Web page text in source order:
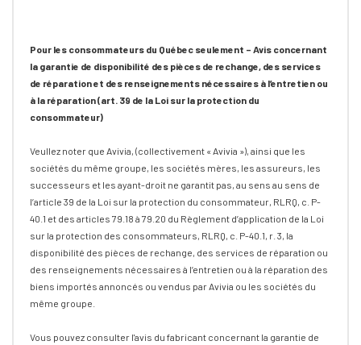
Pour les consommateurs du Québec seulement – Avis concernant
la garantie de disponibilité des pièces de rechange, des services
de réparation et des renseignements nécessaires à l’entretien ou
à la réparation (art. 39 de la Loi sur la protection du
consommateur)
Veullez noter que Avivia, (collectivement « Avivia »), ainsi que les
sociétés du même groupe, les sociétés mères, les assureurs, les
successeurs et les ayant-droit ne garantit pas, au sens au sens de
l’article 39 de la Loi sur la protection du consommateur, RLRQ, c. P-
40.1 et des articles 79.18 à 79.20 du Règlement d’application de la Loi
sur la protection des consommateurs, RLRQ, c. P-40.1, r. 3, la
disponibilité des pièces de rechange, des services de réparation ou
des renseignements nécessaires à l’entretien ou à la réparation des
biens importés annoncés ou vendus par Avivia ou les sociétés du
même groupe.
Vous pouvez consulter l'avis du fabricant concernant la garantie de